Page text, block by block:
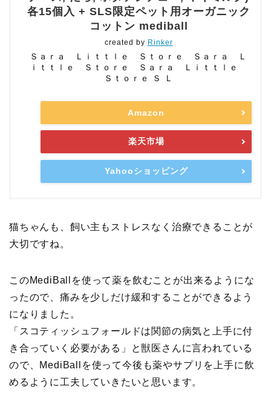
各15個入 + SLS限定ペット用オーガニック
コットン mediball
created by Rinker
Ｓａｒａ Ｌｉｔｔｌｅ Ｓｔｏｒｅ Ｓａｒａ Ｌ
ｉｔｔｌｅ Ｓｔｏｒｅ Ｓａｒａ Ｌｉｔｔｌｅ
Ｓｔｏｒｅ Ｓ Ｌ
Amazon
楽天市場
Yahooショッピング
猫ちゃんも、飼い主もストレスなく治療できることが
大切ですね。
このMediBallを使って薬を飲むことが出来るようにな
ったので、痛みを少しだけ緩和することができるよう
になりました。
「スコティッシュフォールドは関節の病気と上手に付
き合っていく必要がある」と獣医さんに言われている
ので、MediBallを使って今後も薬やサプリを上手に飲
めるように工夫していきたいと思います。